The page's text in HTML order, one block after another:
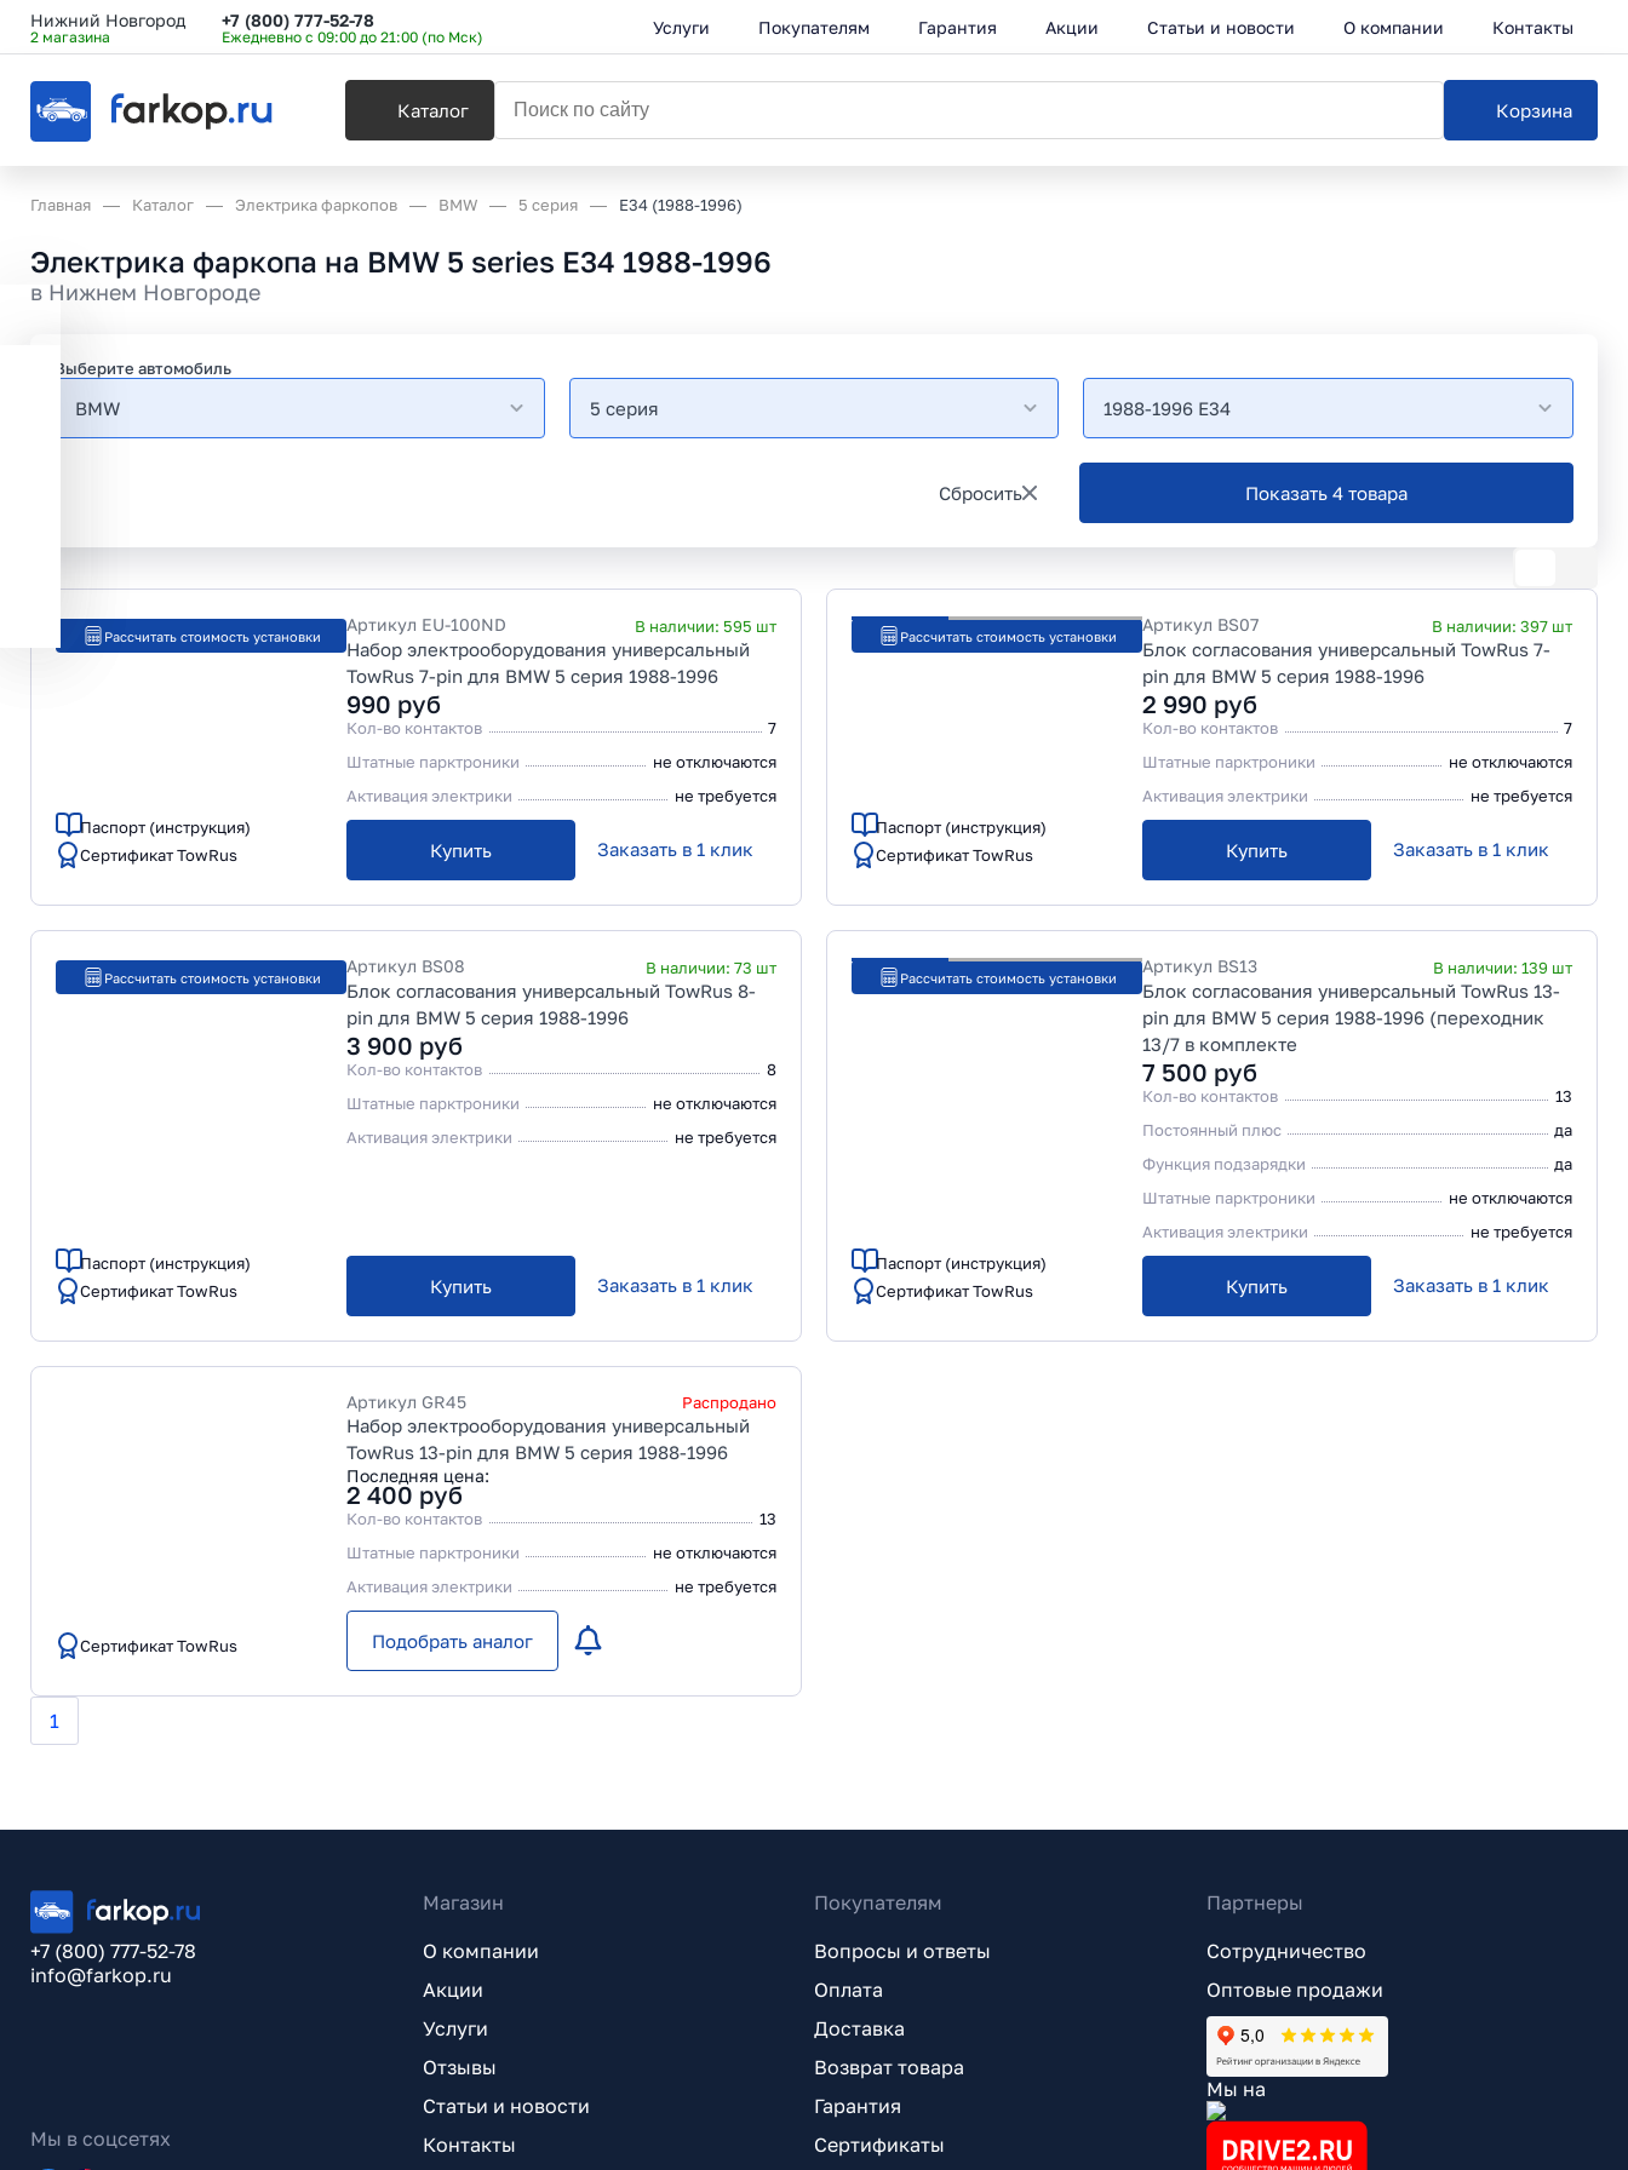
Нижний Новгород
2 магазина
+7 (800) 777-52-78
Ежедневно с 09:00 до 21:00 (по Мск) Услуги Покупателям Гарантия Акции Статьи и новости О компании Контакты
Каталог Корзина
Главная Каталог Электрика фаркопов BMW 5 серия E34 (1988-1996)
Электрика фаркопа на BMW 5 series E34 1988-1996
в Нижнем Новгороде
Выберите автомобиль
BMW 5 серия 1988-1996 E34
Сбросить Показать 4 товара
Рассчитать стоимость установки
Паспорт (инструкция)
Сертификат TowRus
Артикул EU-100ND В наличии: 595 шт
Набор электрооборудования универсальный
TowRus 7-pin для BMW 5 серия 1988-1996
990 руб
Кол-во контактов
7
Штатные парктроники
не отключаются
Активация электрики
не требуется
Купить Заказать в 1 клик
Рассчитать стоимость установки
Паспорт (инструкция)
Сертификат TowRus
Артикул BS07 В наличии: 397 шт
Блок согласования универсальный TowRus 7-
pin для BMW 5 серия 1988-1996
2 990 руб
Кол-во контактов
7
Штатные парктроники
не отключаются
Активация электрики
не требуется
Купить Заказать в 1 клик
Рассчитать стоимость установки
Паспорт (инструкция)
Сертификат TowRus
Артикул BS08 В наличии: 73 шт
Блок согласования универсальный TowRus 8-
pin для BMW 5 серия 1988-1996
3 900 руб
Кол-во контактов
8
Штатные парктроники
не отключаются
Активация электрики
не требуется
Купить Заказать в 1 клик
Рассчитать стоимость установки
Паспорт (инструкция)
Сертификат TowRus
Артикул BS13 В наличии: 139 шт
Блок согласования универсальный TowRus 13-
pin для BMW 5 серия 1988-1996 (переходник
13/7 в комплекте
7 500 руб
Кол-во контактов
13
Постоянный плюс
да
Функция подзарядки
да
Штатные парктроники
не отключаются
Активация электрики
не требуется
Купить Заказать в 1 клик
Сертификат TowRus
Артикул GR45 Распродано
Набор электрооборудования универсальный
TowRus 13-pin для BMW 5 серия 1988-1996
Последняя цена:
2 400 руб
Кол-во контактов
13
Штатные парктроники
не отключаются
Активация электрики
не требуется
Подобрать аналог
1
+7 (800) 777-52-78
info@farkop.ru
Мы в соцсетях
Магазин
О компании
Акции
Услуги
Отзывы
Статьи и новости
Контакты
Покупателям
Вопросы и ответы
Оплата
Доставка
Возврат товара
Гарантия
Сертификаты
Партнеры
Сотрудничество
Оптовые продажи
Мы на